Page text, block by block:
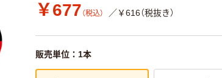
￥677 （税込） ／￥616（税抜き）
販売単位：1本